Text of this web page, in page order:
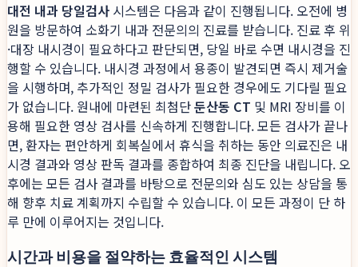
대전 내과 당일검사 시스템은 다음과 같이 진행됩니다. 오전에 병
원을 방문하여 소화기 내과 전문의의 진료를 받습니다. 진료 후 위
·대장 내시경이 필요하다고 판단되면, 당일 바로 수면 내시경을 진
행할 수 있습니다. 내시경 과정에서 용종이 발견되면 즉시 제거술
을 시행하며, 추가적인 정밀 검사가 필요한 경우에도 기다릴 필요
가 없습니다. 원내에 마련된 최첨단둔산동 CT 및 MRI 장비를 이
용해 필요한 영상 검사를 신속하게 진행합니다. 모든 검사가 끝나
면, 환자는 편안하게 회복실에서 휴식을 취하는 동안 의료진은 내
시경 결과와 영상 판독 결과를 종합하여 최종 진단을 내립니다. 오
후에는 모든 검사 결과를 바탕으로 전문의와 심도 있는 상담을 통
해 향후 치료 계획까지 수립할 수 있습니다. 이 모든 과정이 단 하
루 만에 이루어지는 것입니다.
시간과 비용을 절약하는 효율적인 시스템